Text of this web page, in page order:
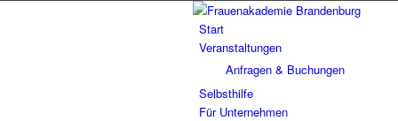
Start
Veranstaltungen
Anfragen & Buchungen
Selbsthilfe
Für Unternehmen